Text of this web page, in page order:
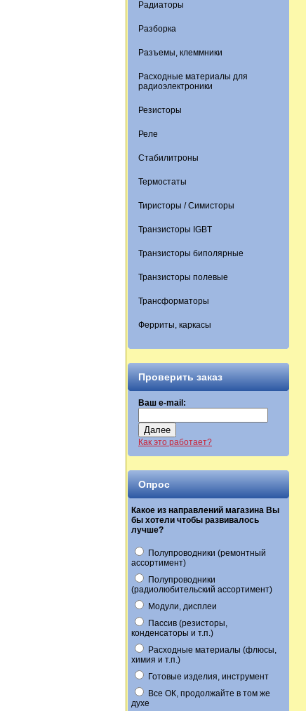
Радиаторы
Разборка
Разъемы, клеммники
Расходные материалы для
радиоэлектроники
Резисторы
Реле
Стабилитроны
Термостаты
Тиристоры / Симисторы
Транзисторы IGBT
Транзисторы биполярные
Транзисторы полевые
Трансформаторы
Ферриты, каркасы
Проверить заказ
Ваш e-mail:
Далее
Как это работает?
Опрос
Какое из направлений магазина Вы
бы хотели чтобы развивалось
лучше?
Полупроводники (ремонтный
ассортимент)
Полупроводники
(радиолюбительский ассортимент)
Модули, дисплеи
Пассив (резисторы,
конденсаторы и т.п.)
Расходные материалы (флюсы,
химия и т.п.)
Готовые изделия, инструмент
Все ОК, продолжайте в том же
духе